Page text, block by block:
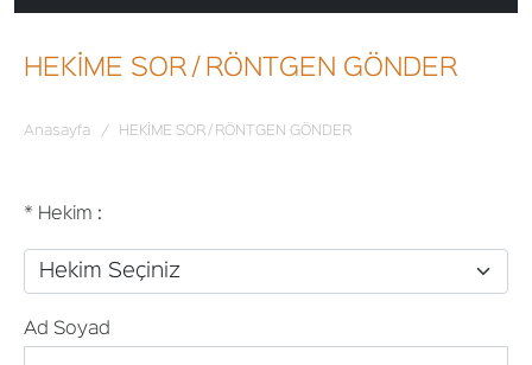
AR
HEKİME SOR / RÖNTGEN GÖNDER
Anasayfa / HEKİME SOR / RÖNTGEN GÖNDER
* Hekim :
Ad Soyad